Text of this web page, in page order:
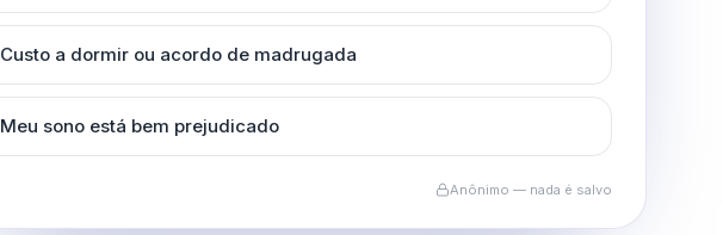
Custo a dormir ou acordo de madrugada
Meu sono está bem prejudicado
Anônimo — nada é salvo